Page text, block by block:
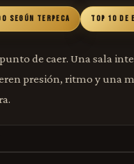
SEGÚN TERPECA TOP 10 DE
de caer. Una sala
presión, ritmo y una